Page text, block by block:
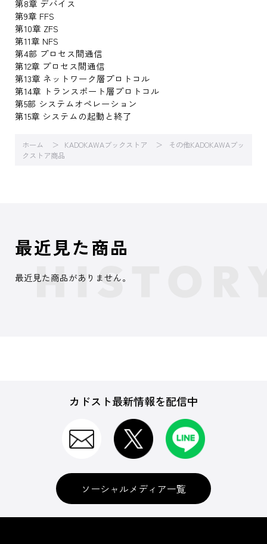
第8章 デバイス
第9章 FFS
第10章 ZFS
第11章 NFS
第4部 プロセス間通信
第12章 プロセス間通信
第13章 ネットワーク層プロトコル
第14章 トランスポート層プロトコル
第5部 システムオペレーション
第15章 システムの起動と終了
ホーム KADOKAWAブックストア
その他KADOKAWAブッ
クストア商品
最近見た商品
最近見た商品がありません。
カドスト最新情報を配信中
ソーシャルメディア一覧